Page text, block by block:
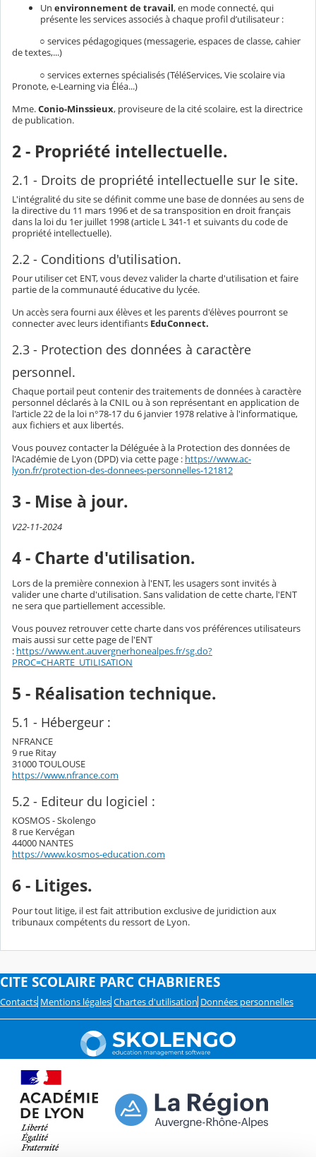
Un environnement de travail, en mode connecté, qui
présente les services associés à chaque profil d’utilisateur :
○ services pédagogiques (messagerie, espaces de classe, cahier
de textes,...)
○ services externes spécialisés (TéléServices, Vie scolaire via
Pronote, e-Learning via Éléa...)
Mme.Conio-Minssieux, proviseure de la cité scolaire, est la directrice
de publication.
2 - Propriété intellectuelle.
2.1 - Droits de propriété intellectuelle sur le site.
L'intégralité du site se définit comme une base de données au sens de
la directive du 11 mars 1996 et de sa transposition en droit français
dans la loi du 1er juillet 1998 (article L 341-1 et suivants du code de
propriété intellectuelle).
2.2 - Conditions d'utilisation.
Pour utiliser cet ENT, vous devez valider la charte d'utilisation et faire
partie de la communauté éducative du lycée.
Un accès sera fourni aux élèves et les parents d'élèves pourront se
connecter avec leurs identifiants EduConnect.
2.3 - Protection des données à caractère
personnel.
Chaque portail peut contenir des traitements de données à caractère
personnel déclarés à la CNIL ou à son représentant en application de
l'article 22 de la loi n°78-17 du 6 janvier 1978 relative à l'informatique,
aux fichiers et aux libertés.
Vous pouvez contacter la Déléguée à la Protection des données de
l'Académie de Lyon (DPD) via cette page : https://www.ac-
lyon.fr/protection-des-donnees-personnelles-121812
3 - Mise à jour.
V22-11-2024
4 - Charte d'utilisation.
Lors de la première connexion à l'ENT, les usagers sont invités à
valider une charte d'utilisation. Sans validation de cette charte, l'ENT
ne sera que partiellement accessible.
Vous pouvez retrouver cette charte dans vos préférences utilisateurs
mais aussi sur cette page de l'ENT
: https://www.ent.auvergnerhonealpes.fr/sg.do?
PROC=CHARTE_UTILISATION
5 - Réalisation technique.
5.1 - Hébergeur :
NFRANCE
9 rue Ritay
31000 TOULOUSE
https://www.nfrance.com
5.2 - Editeur du logiciel :
KOSMOS - Skolengo
8 rue Kervégan
44000 NANTES
https://www.kosmos-education.com
6 - Litiges.
Pour tout litige, il est fait attribution exclusive de juridiction aux
tribunaux compétents du ressort de Lyon.
CITE SCOLAIRE PARC CHABRIERES
Contacts Mentions légales Chartes d'utilisation Données personnelles